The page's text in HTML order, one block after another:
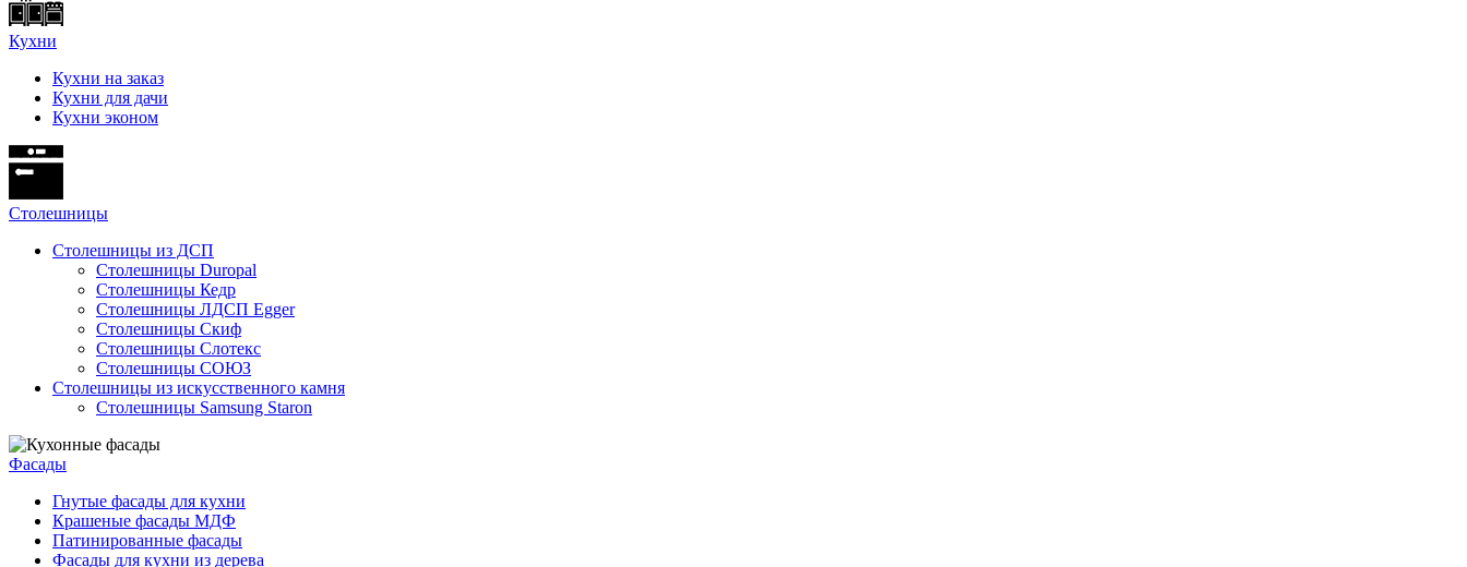
Кухни
Кухни на заказ
Кухни для дачи
Кухни эконом
Cтолешницы
Столешницы из ДСП
Столешницы Duropal
Столешницы Кедр
Столешницы ЛДСП Egger
Столешницы Скиф
Столешницы Слотекс
Столешницы СОЮЗ
Столешницы из искусственного камня
Столешницы Samsung Staron
Фасады
Гнутые фасады для кухни
Крашеные фасады МДФ
Патинированные фасады
Фасады для кухни из дерева